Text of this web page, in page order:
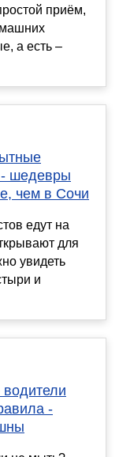
приём,
а есть –
- шедевры
чем в Сочи
едут на
для
увидеть
и
-